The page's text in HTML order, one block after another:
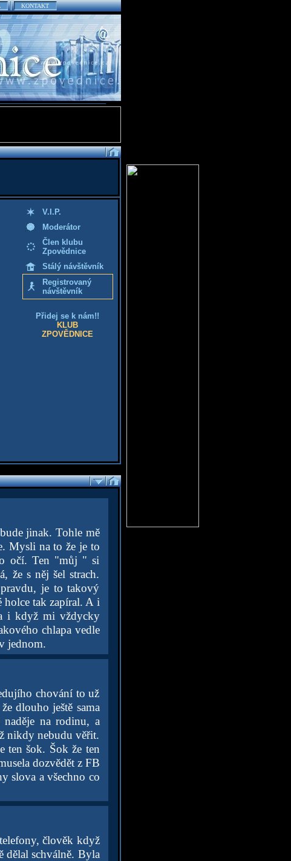
KONTAKT
V.I.P.
Moderátor
Člen klubu
Zpovědnice
Stálý návštěvník
Registrovaný
návštěvník
Přidej se k nám!!
KLUB
ZPOVĚDNICE
jinak. Tohle mě
Mysli na to že je to
očí. Ten "můj " si
že s něj šel strach.
je to takový
tak zapíral. A i
i když mi vždycky
chlapa vedle
jednom.
chování to už
dlouho ještě sama
na rodinu, a
nikdy nebudu věřit.
ten šok. Šok že ten
dozvědět z FB
slova a všechno co
člověk když
dělal schválně. Byla